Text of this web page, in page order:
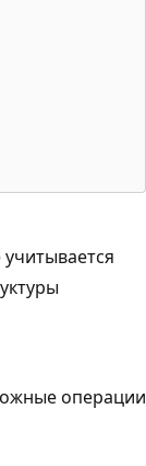
операции